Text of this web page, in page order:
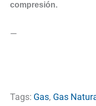
compresión.
—
Tags: Gas, Gas